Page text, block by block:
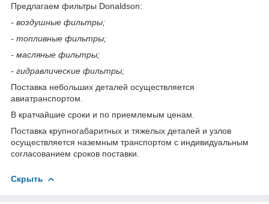
Предлагаем фильтры Donaldson:
- воздушные фильтры;
- топливные фильтры;
- масляные фильтры;
- гидравлические фильтры;
Поставка небольших деталей осуществляется
авиатранспортом.
В кратчайшие сроки и по приемлемым ценам.
Поставка крупногабаритных и тяжелых деталей и узлов
осуществляется наземным транспортом с индивидуальным
согласованием сроков поставки.
Скрыть